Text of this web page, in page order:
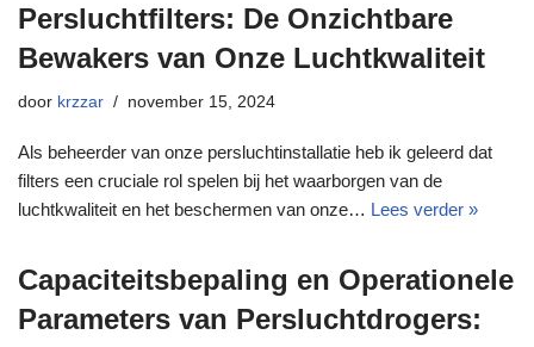
Persluchtfilters: De Onzichtbare
Bewakers van Onze Luchtkwaliteit
door krzzar november 15, 2024
Als beheerder van onze persluchtinstallatie heb ik geleerd dat
filters een cruciale rol spelen bij het waarborgen van de
luchtkwaliteit en het beschermen van onze… Lees verder »
Capaciteitsbepaling en Operationele
Parameters van Persluchtdrogers: